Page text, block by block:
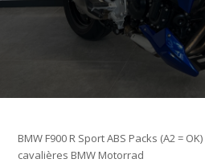
BMW F900 R Sport ABS Packs (A2 =
cavalières BMW Motorrad